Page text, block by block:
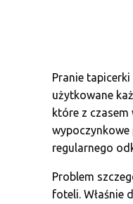
Pranie
użytkowane
które z
wypoczynkowe
regularnego
Problem
foteli. Właśnie